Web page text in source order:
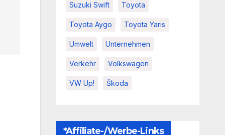
Suzuki Swift Toyota
Toyota Aygo Toyota Yaris
Umwelt Unternehmen
Verkehr Volkswagen
VW Up! Škoda
*Affiliate-/Werbe-Links